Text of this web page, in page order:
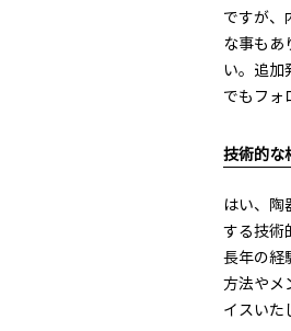
ですが、
な事もあ
い。追加
でもフォ
技術的な
はい、陶
する技術
長年の経
方法やメ
イスいた